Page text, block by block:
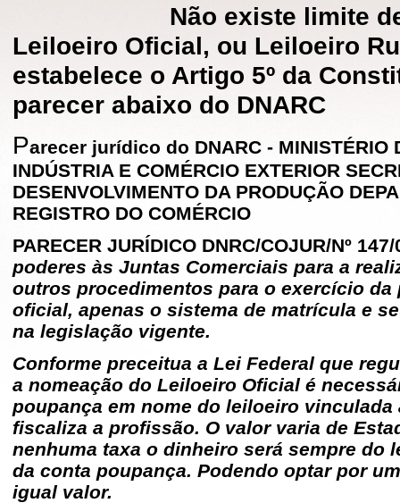
Não existe limite de
Leiloeiro Oficial, ou Leiloeiro
estabelece o Artigo 5º da
parecer abaixo do DNARC
Parecer jurídico do DNARC - MINISTÉRIO
INDÚSTRIA E COMÉRCIO EXTERIOR
DESENVOLVIMENTO DA PRODUÇÃO
REGISTRO DO COMÉRCIO
PARECER JURÍDICO DNRC/COJUR/Nº
poderes às Juntas Comerciais para a
outros procedimentos para o exercício
oficial, apenas o sistema de matrícula e
na legislação vigente.
Conforme preceitua a Lei Federal que
a nomeação do Leiloeiro Oficial é
poupança em nome do leiloeiro vinculada
fiscaliza a profissão. O valor varia de
nenhuma taxa o dinheiro será sempre do
da conta poupança. Podendo optar por
igual valor.